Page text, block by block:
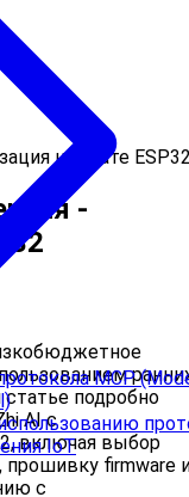
MCP
IoT
на плате
-
статье подробно
AI с
включая выбор
прошивку firmware
с